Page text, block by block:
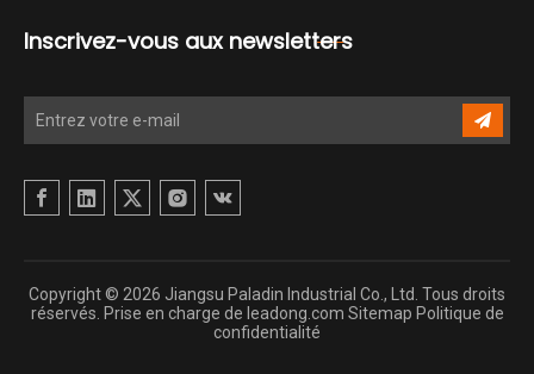
Inscrivez-vous aux newsletters
Copyright © 2026 Jiangsu Paladin Industrial Co., Ltd. Tous droits
réservés. Prise en charge de leadong.com Sitemap Politique de
confidentialité